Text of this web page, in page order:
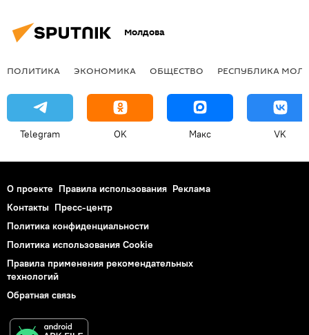
Молдова
ПОЛИТИКА ЭКОНОМИКА ОБЩЕСТВО РЕСПУБЛИКА
Telegram OK Макс VK
О проекте Правила использования Реклама
Контакты Пресс-центр
Политика конфиденциальности
Политика использования Cookie
Правила применения рекомендательных
технологий
Обратная связь